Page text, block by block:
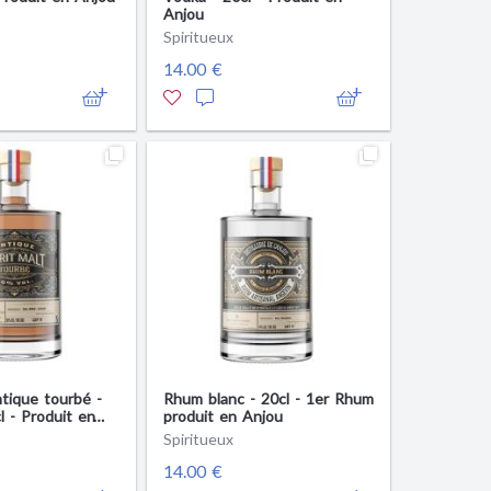
Anjou
Spiritueux
14.00 €
tourbé -
- Produit en
Rhum blanc - 20cl - 1er Rhum
produit en Anjou
Spiritueux
14.00 €